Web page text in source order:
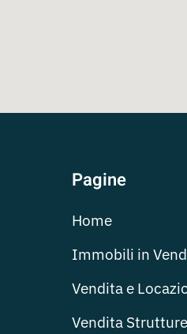
Pagine
Home
Immobili in
Vendita e
Vendita